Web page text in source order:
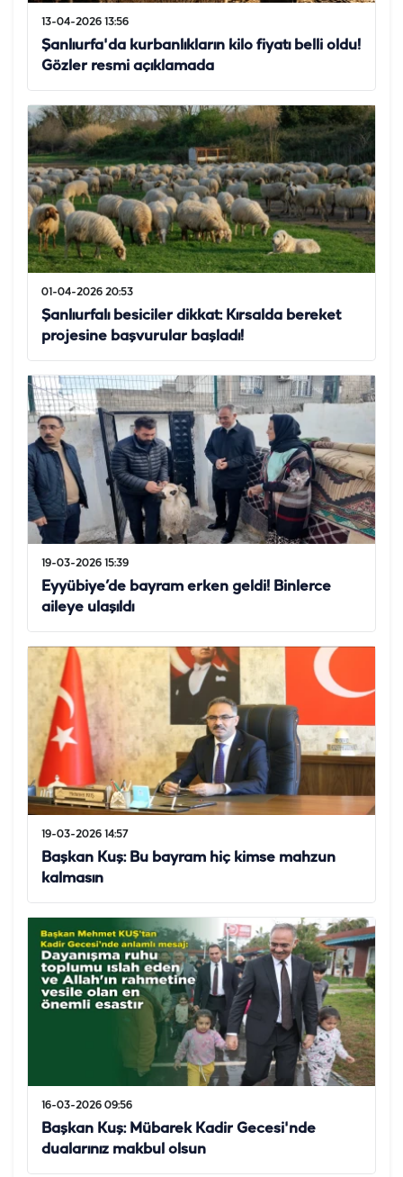
13-04-2026 13:56
Şanlıurfa'da kurbanlıkların kilo fiyatı belli oldu!
Gözler resmi açıklamada
01-04-2026 20:53
Şanlıurfalı besiciler dikkat: Kırsalda bereket
projesine başvurular başladı!
19-03-2026 15:39
Eyyübiye’de bayram erken geldi! Binlerce
aileye ulaşıldı
19-03-2026 14:57
Başkan Kuş: Bu bayram hiç kimse mahzun
kalmasın
16-03-2026 09:56
Başkan Kuş: Mübarek Kadir Gecesi'nde
dualarınız makbul olsun